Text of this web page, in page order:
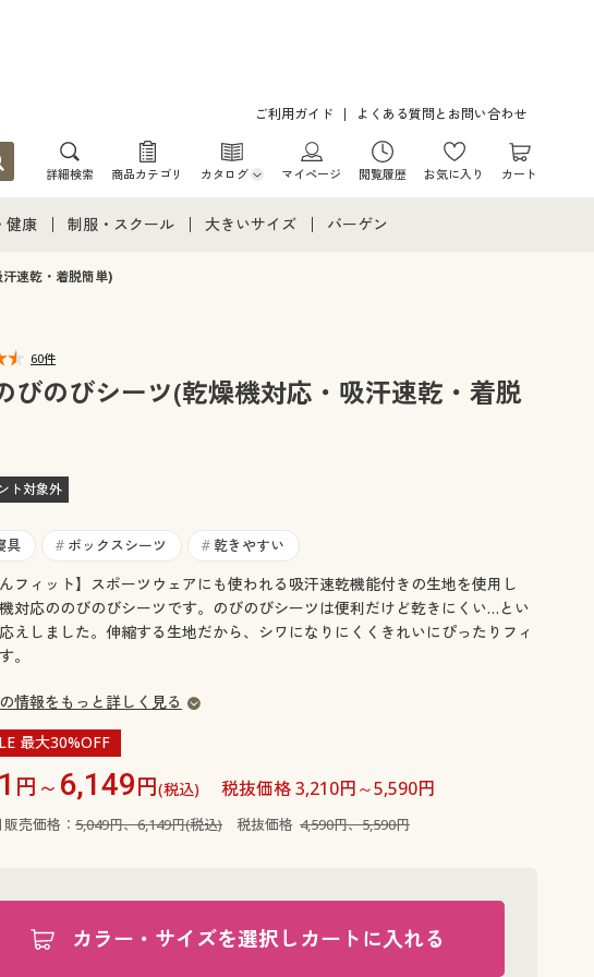
ご利用ガイド よくある質問とお問い合わせ
詳細検索 商品カテゴリ カタログ
カタログ・チラシからのご注文
マイページ 閲覧履歴 お気に入り カート
健康
健康通販すべて
制服・スクール
制服・スクールすべて
ジュニア・ティーンズ下着
大きいサイズ
大きいサイズ レディース下着
バーゲン
速乾・着脱簡単)
60件
びのびシーツ(乾燥機対応・吸汗速乾・着脱
ト対象外
具 # ボックスシーツ # 乾きやすい
んフィット】スポーツウェアにも使われる吸汗速乾機能付きの生地を使用し
対応ののびのびシーツです。のびのびシーツは便利だけど乾きにくい…とい
えしました。伸縮する生地だから、シワになりにくくきれいにぴったりフィ
。
情報をもっと詳しく見る
最大30%OFF
円～ 6,149円(税込) 税抜価格 3,210円～5,590円
売価格： 5,049円、6,149円(税込) 税抜価格 4,590円、5,590円
カラー・サイズを選択しカートに入れる